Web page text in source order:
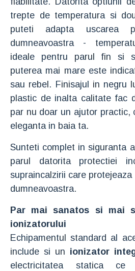
trepte de temperatura si
puteti adapta uscarea
dumneavoastra -
ideale pentru parul fin si
puterea mai mare este
sau rebel. Finisajul in negru
plastic de inalta calitate fac
par nu doar un ajutor practic,
eleganta in baia ta.
Sunteti complet in siguranta
parul datorita protectiei
supraincalzirii care
dumneavoastra.
Par mai sanatos si mai
ionizatorului
Echipamentul standard al
include si un ionizator
electricitatea statica ce